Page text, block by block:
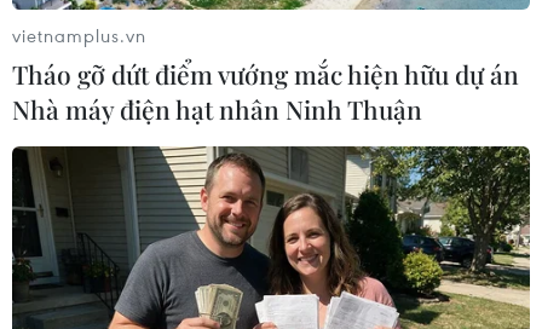
TIN LIÊN QUAN
vietnamplus.vn
Tháo gỡ dứt điểm vướng mắc hiện hữu dự án
Nhà máy điện hạt nhân Ninh Thuận